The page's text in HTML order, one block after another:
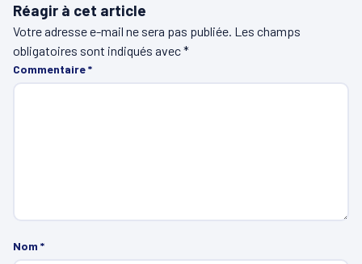
Réagir à cet article
Votre adresse e-mail ne sera pas publiée. Les champs
obligatoires sont indiqués avec*
Commentaire*
Nom *